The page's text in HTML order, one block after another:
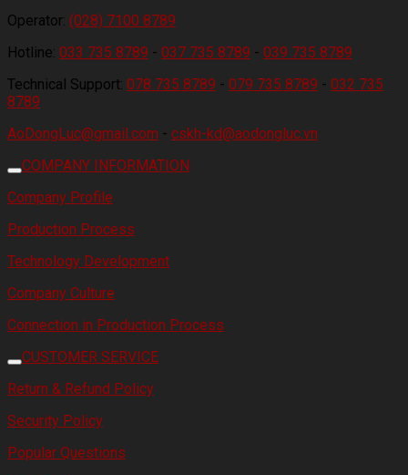
Operator: (028) 7100 8789
Hotline: 033 735 8789 - 037 735 8789 - 039 735 8789
Technical Support: 078 735 8789 - 079 735 8789 - 032 735
8789
AoDongLuc@gmail.com - cskh-kd@aodongluc.vn
COMPANY INFORMATION
Company Profile
Production Process
Technology Development
Company Culture
Connection in Production Process
CUSTOMER SERVICE
Return & Refund Policy
Security Policy
Popular Questions